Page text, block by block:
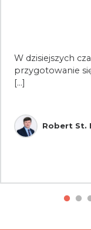
W dzisiejszych
przygotowanie
[...]
Robert St.